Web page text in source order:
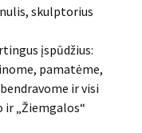
skulptorius
įspūdžius:
pamatėme,
ir visi
ir „Žiemgalos“